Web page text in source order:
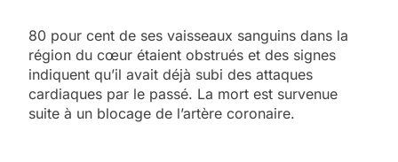
80 pour cent de ses vaisseaux sanguins dans la
région du cœur étaient obstrués et des signes
indiquent qu’il avait déjà subi des attaques
cardiaques par le passé. La mort est survenue
suite à un blocage de l’artère coronaire.